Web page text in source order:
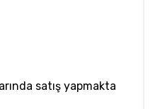
satış yapmakta